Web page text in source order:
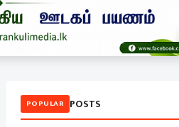
POPULAR POSTS